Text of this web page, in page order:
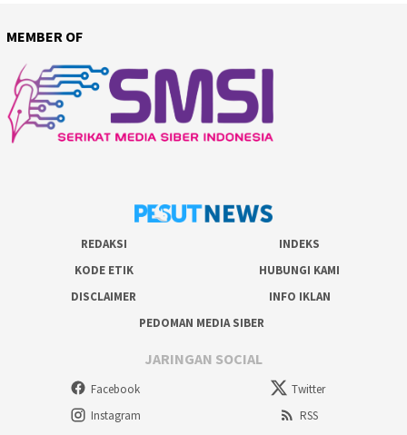
MEMBER OF
REDAKSI
INDEKS
KODE ETIK
HUBUNGI KAMI
DISCLAIMER
INFO IKLAN
PEDOMAN MEDIA SIBER
JARINGAN SOCIAL
Facebook
Twitter
Instagram
RSS